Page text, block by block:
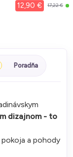
12,90 € 17,22 €
Poradňa
dizajnom - to
a pohody